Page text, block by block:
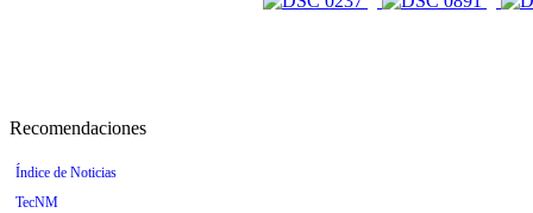
Recomendaciones
Índice de Noticias
TecNM